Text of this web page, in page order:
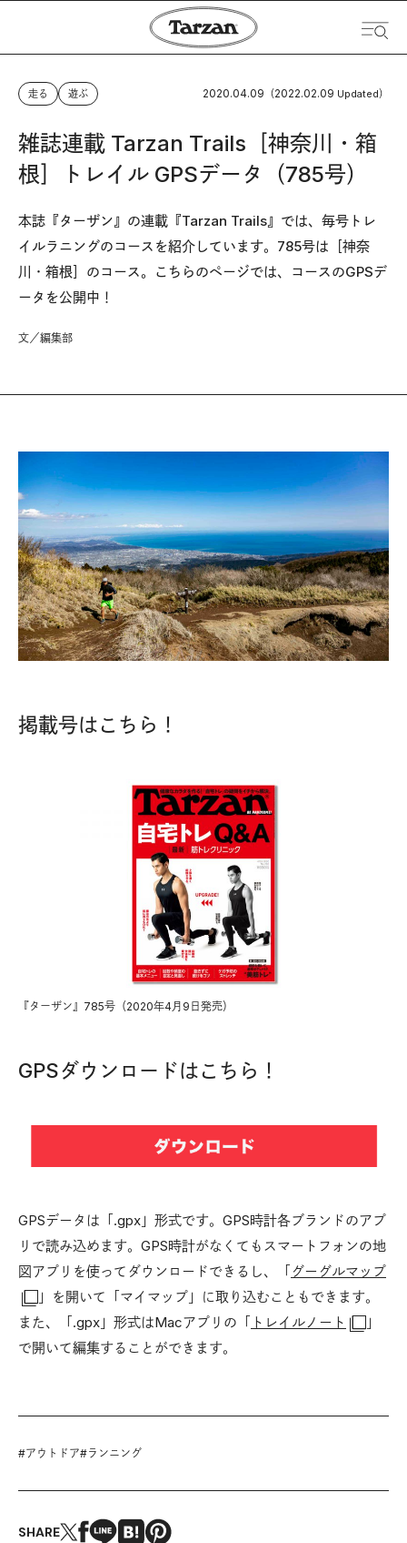
走る 遊ぶ 2020.04.09 （2022.02.09 Updated）
雑誌連載 Tarzan Trails［神奈川・箱
根］トレイル GPSデータ（785号）
本誌『ターザン』の連載『Tarzan Trails』では、毎号トレ
イルラニングのコースを紹介しています。785号は［神奈
川・箱根］のコース。こちらのページでは、コースのGPSデ
ータを公開中！
文／編集部
掲載号はこちら！
『ターザン』785号（2020年4月9日発売）
GPSダウンロードはこちら！
GPSデータは「.gpx」形式です。GPS時計各ブランドのアプ
リで読み込めます。GPS時計がなくてもスマートフォンの地
図アプリを使ってダウンロードできるし、「 グーグルマップ
」を開いて「マイマップ」に取り込むこともできます。
また、「.gpx」形式はMacアプリの「 トレイルノート
」
で開いて編集することができます。
#アウトドア#ランニング
SHARE